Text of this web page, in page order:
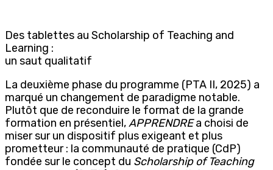
Des tablettes au Scholarship of Teaching and
Learning :
un saut qualitatif
La deuxième phase du programme (PTA II, 2025) a
marqué un changement de paradigme notable.
Plutôt que de reconduire le format de la grande
formation en présentiel,APPRENDREa choisi de
miser sur un dispositif plus exigeant et plus
prometteur : la communauté de pratique (CdP)
fondée sur le concept du Scholarship of Teaching